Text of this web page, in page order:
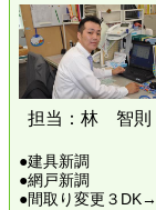
担当：林 智則
●建具新調
●網戸新調
●間取り変更３